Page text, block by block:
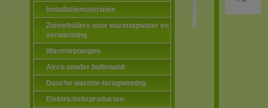
Installatiematerialen
Zonneboilers voor warmtapwater en
verwarming
Warmtepompen
Airco zonder buitenunit
Douche warmte-terugwinning
Elektriciteitsproducten